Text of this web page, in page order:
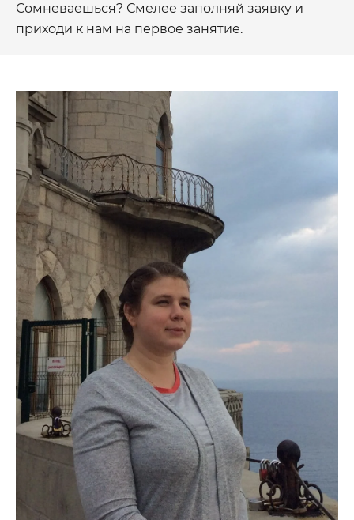
Сомневаешься? Смелее заполняй заявку и
приходи к нам на первое занятие.